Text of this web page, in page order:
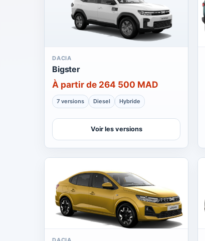
DACIA
Bigster
À partir de 264 500 MAD
7 versions Diesel Hybride
Voir les versions